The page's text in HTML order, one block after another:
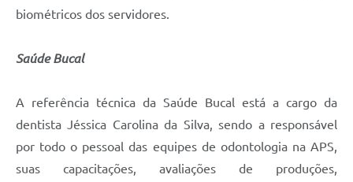
biométricos dos servidores.
Saúde Bucal
A referência técnica da Saúde Bucal está a cargo da
dentista Jéssica Carolina da Silva, sendo a responsável
por todo o pessoal das equipes de odontologia na APS,
suas capacitações, avaliações de produções,